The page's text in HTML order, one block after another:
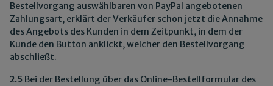
Bestellvorgang auswählbaren von PayPal angebotenen
Zahlungsart, erklärt der Verkäufer schon jetzt die Annahme
des Angebots des Kunden in dem Zeitpunkt, in dem der
Kunde den Button anklickt, welcher den Bestellvorgang
abschließt.
2.5 Bei der Bestellung über das Online-Bestellformular des